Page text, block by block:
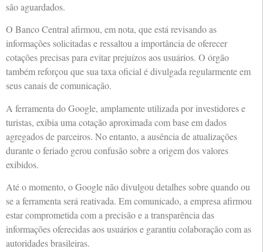
são aguardados.
O Banco Central afirmou, em nota, que está revisando as
informações solicitadas e ressaltou a importância de oferecer
cotações precisas para evitar prejuízos aos usuários. O órgão
também reforçou que sua taxa oficial é divulgada regularmente em
seus canais de comunicação.
A ferramenta do Google, amplamente utilizada por investidores e
turistas, exibia uma cotação aproximada com base em dados
agregados de parceiros. No entanto, a ausência de atualizações
durante o feriado gerou confusão sobre a origem dos valores
exibidos.
Até o momento, o Google não divulgou detalhes sobre quando ou
se a ferramenta será reativada. Em comunicado, a empresa afirmou
estar comprometida com a precisão e a transparência das
informações oferecidas aos usuários e garantiu colaboração com as
autoridades brasileiras.